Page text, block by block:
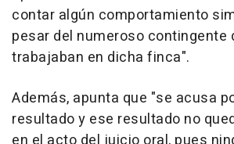
contar algún comportamiento
pesar del numeroso contingente
trabajaban en dicha finca".
Además, apunta que "se acusa
resultado y ese resultado no